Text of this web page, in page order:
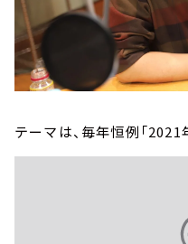
テーマは、毎年恒例「2021